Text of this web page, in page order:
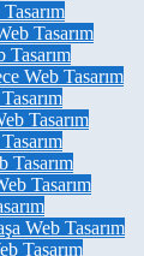
Tasarım
Tasarım
Web Tasarım
Tasarım
Tasarım
Tasarım
Web Tasarım
Tasarım